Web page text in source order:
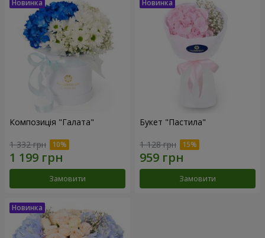
Композиція "Галата"
1 332 грн
Замовити
Букет "Пастила"
1 128 грн
Замовити